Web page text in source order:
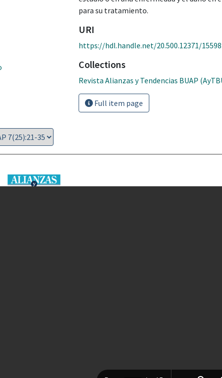
para su tratamiento.
URI
https://hdl.handle.net/20.500.12371/15598
Collections
Revista Alianzas y Tendencias BUAP
Full item page